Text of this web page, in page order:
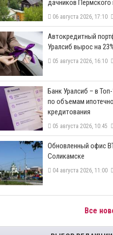
дачников Пермского
06 августа 2026, 17:10
​Автокредитный
Уралсиб вырос на
05 августа 2026, 16:10
​Банк Уралсиб – в
по объемам
кредитования
05 августа 2026, 10:45
​Обновленный офис
Соликамске
04 августа 2026, 11:00
Все